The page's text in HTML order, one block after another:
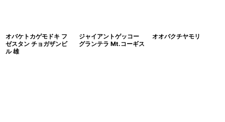
オバケトカゲモドキ フ
ゼスタン チョガザンビ
ル 雄
ジャイアントゲッコー
グランテラ Mt.コーギス
オオバクチヤモリ